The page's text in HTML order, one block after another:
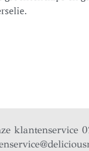
klantenservice